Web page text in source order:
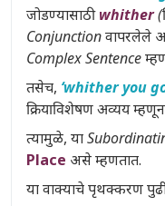
जोडण्यासाठीwhither
Conjunctionवापरलेले
Complex Sentence
तसेच, ‘whither you
क्रियाविशेषण अव्यय
त्यामुळे, या
Place असे म्हणतात.
या वाक्याचे पृथक्करण